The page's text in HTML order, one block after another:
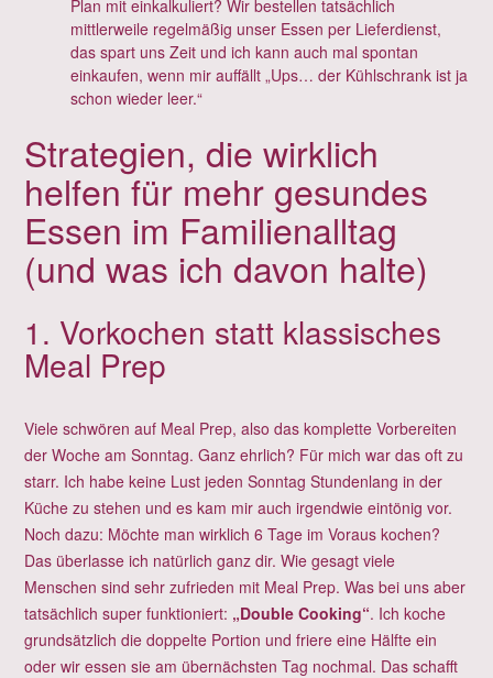
Plan mit einkalkuliert? Wir bestellen tatsächlich
mittlerweile regelmäßig unser Essen per Lieferdienst,
das spart uns Zeit und ich kann auch mal spontan
einkaufen, wenn mir auffällt „Ups… der Kühlschrank ist ja
schon wieder leer.“
Strategien, die wirklich
helfen für mehr gesundes
Essen im Familienalltag
(und was ich davon halte)
1. Vorkochen statt klassisches
Meal Prep
Viele schwören auf Meal Prep, also das komplette Vorbereiten
der Woche am Sonntag. Ganz ehrlich? Für mich war das oft zu
starr. Ich habe keine Lust jeden Sonntag Stundenlang in der
Küche zu stehen und es kam mir auch irgendwie eintönig vor.
Noch dazu: Möchte man wirklich 6 Tage im Voraus kochen?
Das überlasse ich natürlich ganz dir. Wie gesagt viele
Menschen sind sehr zufrieden mit Meal Prep. Was bei uns aber
tatsächlich super funktioniert: „Double Cooking“. Ich koche
grundsätzlich die doppelte Portion und friere eine Hälfte ein
oder wir essen sie am übernächsten Tag nochmal. Das schafft